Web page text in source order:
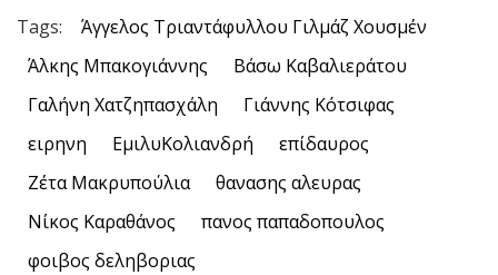
Tags:
Άγγελος Τριαντάφυλλου Γιλμάζ Χουσμέν
Άλκης Μπακογιάννης
Βάσω Καβαλιεράτου
Γαλήνη Χατζηπασχάλη
Γιάννης Κότσιφας
ειρηνη
ΕμιλυΚολιανδρή
επίδαυρος
Ζέτα Μακρυπούλια
θανασης αλευρας
Νίκος Καραθάνος
πανος παπαδοπουλος
φοιβος δεληβοριας